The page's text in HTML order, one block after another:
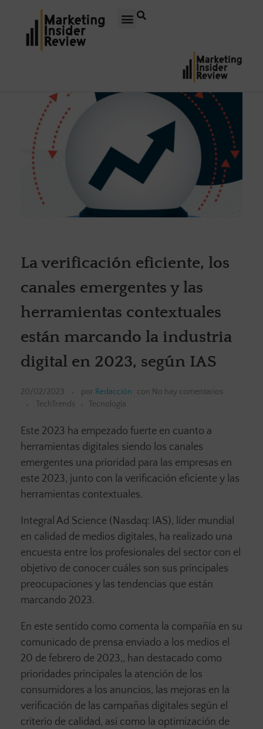
La verificación eficiente, los
canales emergentes y las
herramientas contextuales
están marcando la industria
digital en 2023, según IAS
20/02/2023 por Redacción con No hay comentarios
TechTrends
Tecnología
Este 2023 ha empezado fuerte en cuanto a
herramientas digitales siendo los canales
emergentes una prioridad para las empresas en
este 2023, junto con la verificación eficiente y las
herramientas contextuales.
Integral Ad Science (Nasdaq: IAS), líder mundial
en calidad de medios digitales, ha realizado una
encuesta entre los profesionales del sector con el
objetivo de conocer cuáles son sus principales
preocupaciones y las tendencias que están
marcando 2023.
En este sentido como comenta la compañía en su
comunicado de prensa enviado a los medios el
20 de febrero de 2023,, han destacado como
prioridades principales la atención de los
consumidores a los anuncios, las mejoras en la
verificación de las campañas digitales según el
criterio de calidad, así como la optimización de